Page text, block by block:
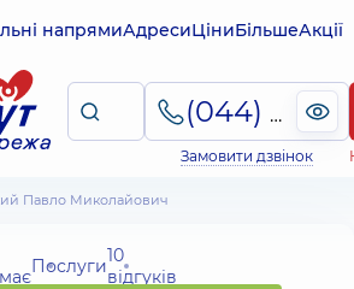
напрямиАдресиЦіниБільшеАкції
(044) 495-2-888
Замовити дзвінок
Павло Миколайович
Послуги10
відгуків